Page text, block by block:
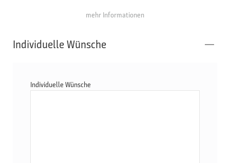
mehr Informationen
Individuelle Wünsche
Individuelle Wünsche